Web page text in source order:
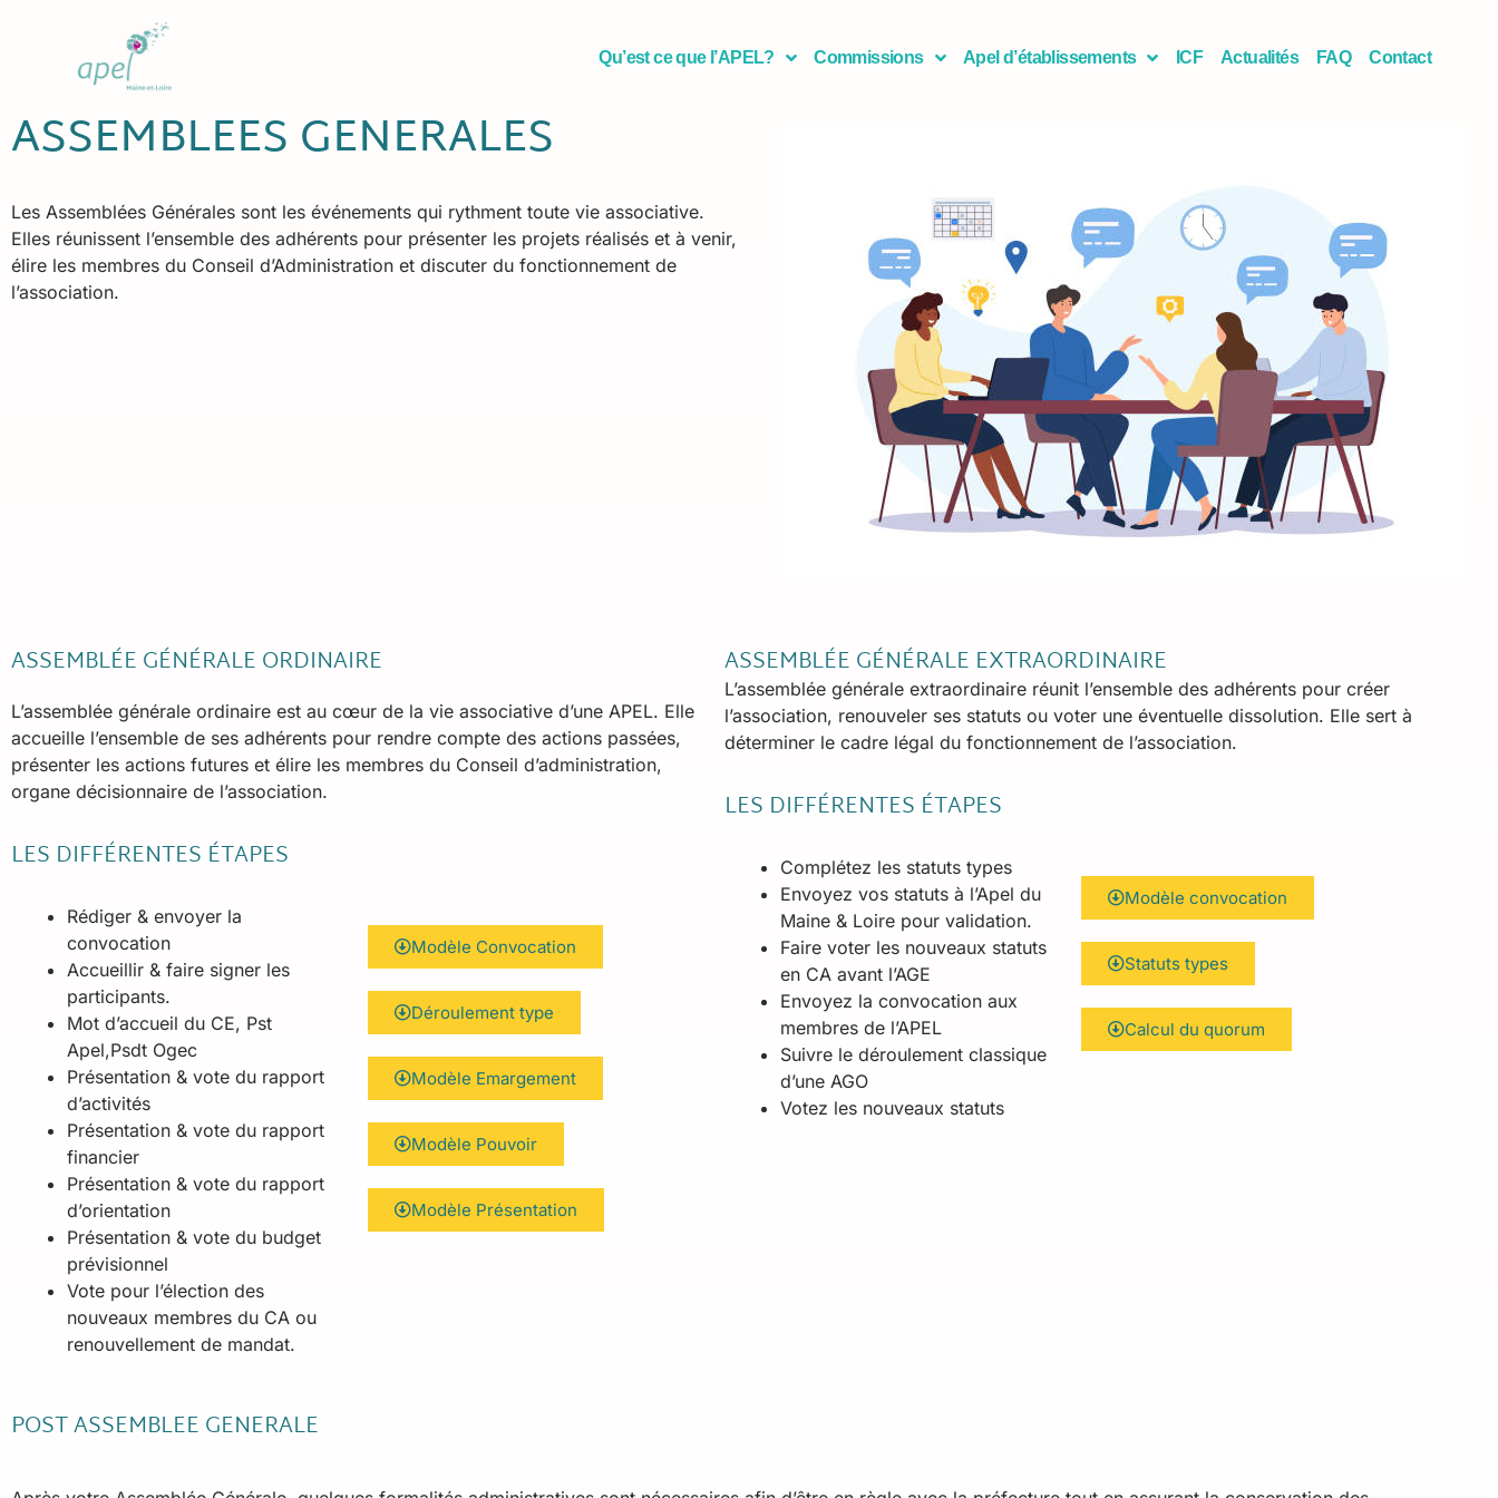
Qu’est ce que l’APEL? Commissions Apel d’établissements ICF Actualités FAQ Contact
ASSEMBLEES GENERALES
Les Assemblées Générales sont les événements qui rythment toute vie associative.
Elles réunissent l’ensemble des adhérents pour présenter les projets réalisés et à venir,
élire les membres du Conseil d’Administration et discuter du fonctionnement de
l’association.
ASSEMBLÉE GÉNÉRALE ORDINAIRE
L’assemblée générale ordinaire est au cœur de la vie associative d’une APEL. Elle
accueille l’ensemble de ses adhérents pour rendre compte des actions passées,
présenter les actions futures et élire les membres du Conseil d’administration,
organe décisionnaire de l’association.
LES DIFFÉRENTES ÉTAPES
Rédiger & envoyer la
convocation
Accueillir & faire signer les
participants.
Mot d’accueil du CE, Pst
Apel,Psdt Ogec
Présentation & vote du rapport
d’activités
Présentation & vote du rapport
financier
Présentation & vote du rapport
d’orientation
Présentation & vote du budget
prévisionnel
Vote pour l’élection des
nouveaux membres du CA ou
renouvellement de mandat.
Modèle Convocation
Déroulement type
Modèle Emargement
Modèle Pouvoir
Modèle Présentation
ASSEMBLÉE GÉNÉRALE EXTRAORDINAIRE
L’assemblée générale extraordinaire réunit l’ensemble des adhérents pour créer
l’association, renouveler ses statuts ou voter une éventuelle dissolution. Elle sert à
déterminer le cadre légal du fonctionnement de l’association.
LES DIFFÉRENTES ÉTAPES
Complétez les statuts types
Envoyez vos statuts à l’Apel du
Maine & Loire pour validation.
Faire voter les nouveaux statuts
en CA avant l’AGE
Envoyez la convocation aux
membres de l’APEL
Suivre le déroulement classique
d’une AGO
Votez les nouveaux statuts
Modèle convocation
Statuts types
Calcul du quorum
POST ASSEMBLEE GENERALE